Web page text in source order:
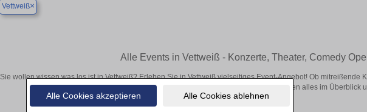
Alle Cookies akzeptieren Alle Cookies ablehnen
Vettweiß×
Alle Events in Vettweiß - Konzerte, Theater, Comedy
Sie wollen wissen was los ist in Vettweiß? Erleben Sie in Vettweiß vielseitiges Event-Angebot! Ob mitreißende
oder aufregende Veranstaltungen in Vettweiß – hier finden alles im Überblick